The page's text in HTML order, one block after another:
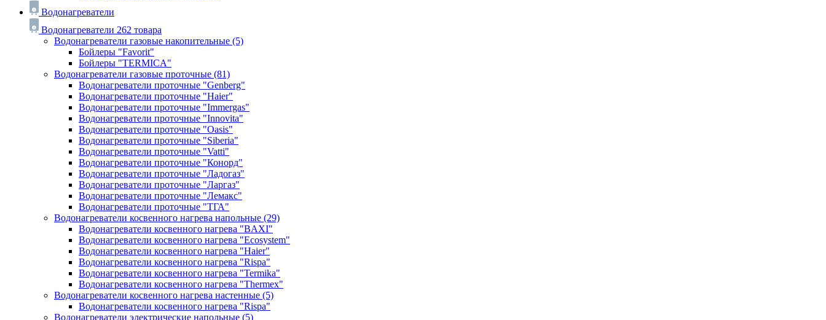
Водонагреватели
Водонагреватели 262 товара
Водонагреватели газовые накопительные (5)
Бойлеры "Favorit"
Бойлеры "TERMICA"
Водонагреватели газовые проточные (81)
Водонагреватели проточные "Genberg"
Водонагреватели проточные "Haier"
Водонагреватели проточные "Immergas"
Водонагреватели проточные "Innovita"
Водонагреватели проточные "Oasis"
Водонагреватели проточные "Siberia"
Водонагреватели проточные "Vatti"
Водонагреватели проточные "Конорд"
Водонагреватели проточные "Ладогаз"
Водонагреватели проточные "Ларгаз"
Водонагреватели проточные "Лемакс"
Водонагреватели проточные "ТГА"
Водонагреватели косвенного нагрева напольные (29)
Водонагреватели косвенного нагрева "BAXI"
Водонагреватели косвенного нагрева "Ecosystem"
Водонагреватели косвенного нагрева "Haier"
Водонагреватели косвенного нагрева "Rispa"
Водонагреватели косвенного нагрева "Termika"
Водонагреватели косвенного нагрева "Thermex"
Водонагреватели косвенного нагрева настенные (5)
Водонагреватели косвенного нагрева "Rispa"
Водонагреватели электрические напольные (5)